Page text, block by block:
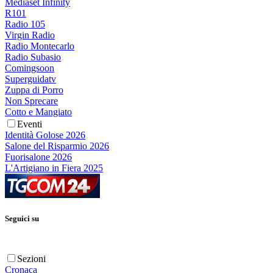
Mediaset Infinity
R101
Radio 105
Virgin Radio
Radio Montecarlo
Radio Subasio
Comingsoon
Superguidatv
Zuppa di Porro
Non Sprecare
Cotto e Mangiato
Eventi
Identità Golose 2026
Salone del Risparmio 2026
Fuorisalone 2026
L'Artigiano in Fiera 2025
Seguici su
Sezioni
Cronaca